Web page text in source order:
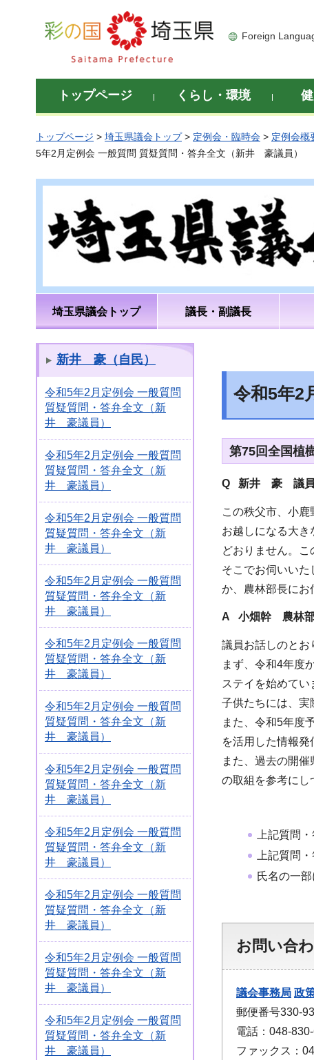
彩の国 埼玉県
Foreign
トップページ くらし・環境
トップページ > 埼玉県議会トップ> 定例会・臨時会 > 定例会概
5年2月定例会 一般質問 質疑質問・答弁全文（新井 豪議員）
埼玉県議会トップ 議長・副議長
新井 豪（自民）
令和5年2月定例会 一般質問
質疑質問・答弁全文（新
井 豪議員）
令和5年2月定例会 一般質問
質疑質問・答弁全文（新
井 豪議員）
令和5年2月定例会 一般質問
質疑質問・答弁全文（新
井 豪議員）
令和5年2月定例会 一般質問
質疑質問・答弁全文（新
井 豪議員）
令和5年2月定例会 一般質問
質疑質問・答弁全文（新
井 豪議員）
令和5年2月定例会 一般質問
質疑質問・答弁全文（新
井 豪議員）
令和5年2月定例会 一般質問
質疑質問・答弁全文（新
井 豪議員）
令和5年2月定例会 一般質問
質疑質問・答弁全文（新
井 豪議員）
令和5年2月定例会 一般質問
質疑質問・答弁全文（新
井 豪議員）
令和5年2月定例会 一般質問
質疑質問・答弁全文（新
井 豪議員）
令和5年2月定例会 一般質問
質疑質問・答弁全文（新
井 豪議員）
令和5年2
第75回全国植
Q 新井 豪 議員
この秩父市、小
お越しになる大
どおりません。こ
そこでお伺いい
か、農林部長にお
A 小畑幹 農林
議員お話しのとお
まず、令和4年度
ステイを始めてい
子供たちには、実
また、令和5年度
を活用した情報発
また、過去の開
の取組を参考にし
上記質問
上記質問
氏名の一
お問い合
議会事務局 政
郵便番号330-
電話：048-
ファックス：